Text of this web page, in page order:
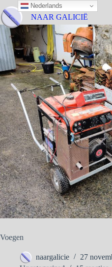
NAAR GALICIË
Voegen
naargalicie
27
Nederlands